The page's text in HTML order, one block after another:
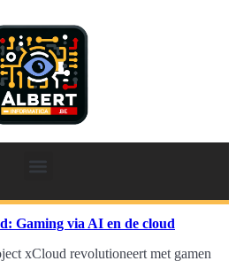
Gaming via AI en de cloud
xCloud revolutioneert met gamen